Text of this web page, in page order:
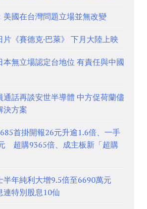
美國在台灣問題立場並無改變
片《賽德克·巴萊》 下月大陸上映
本無立場認定台地位 有責任與中國
通話再談安世半導體 中方促荷蘭儘
決方案
首掛開報26元升逾1.6倍、一手
超購9365倍、成主板新「超購
半年純利大增9.5倍至6690萬元
連特別股息10仙